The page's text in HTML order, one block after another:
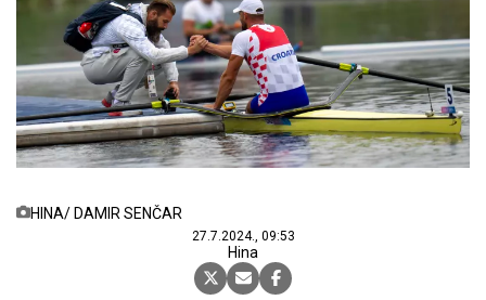
HINA/ DAMIR SENČAR
27.7.2024., 09:53
Hina